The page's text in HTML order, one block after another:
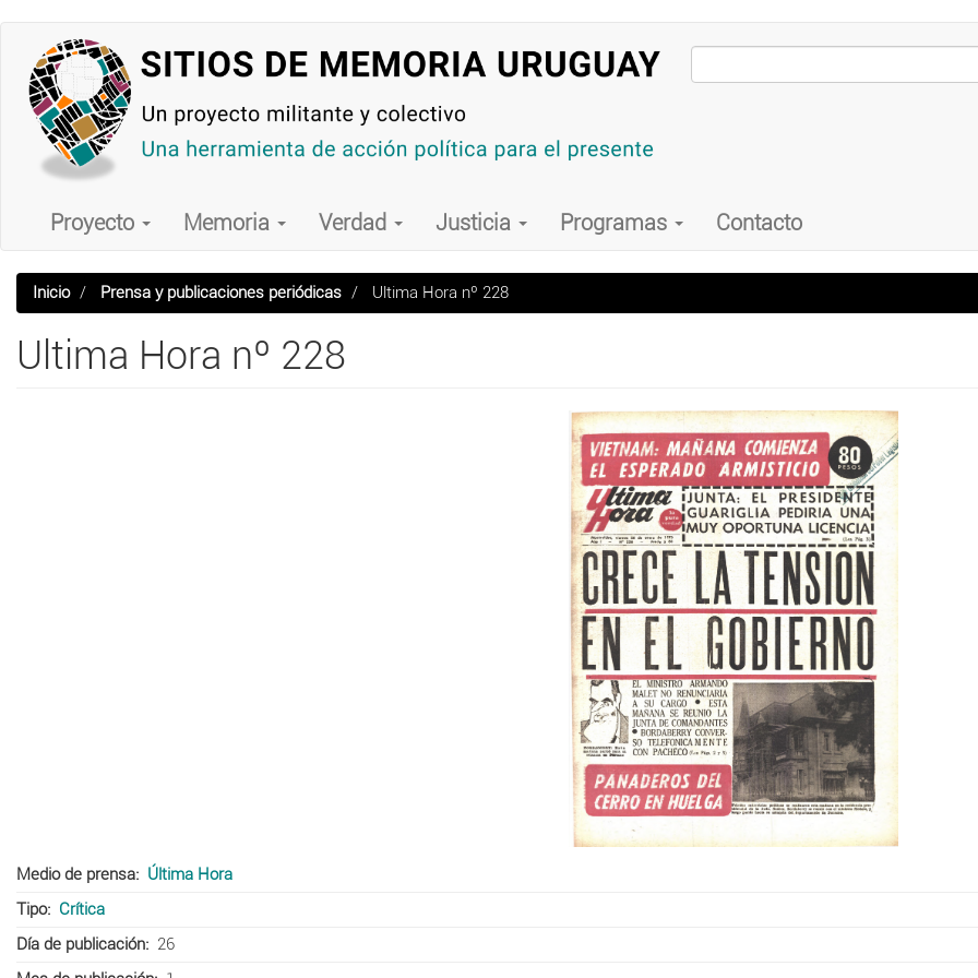
contenido
principal
Main
navigation
Proyecto Memoria Verdad Justicia Programas Contacto
Inicio Prensa y publicaciones periódicas Ultima Hora nº 228
Ultima Hora nº 228
Medio de prensa
Última Hora
Tipo
Crítica
Día de publicación
26